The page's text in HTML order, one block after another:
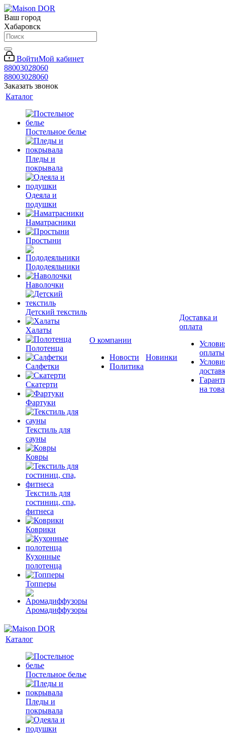
Ваш город
Хабаровск
ВойтиМой кабинет
88003028060
88003028060
Заказать звонок
Каталог
Постельное белье
Пледы и
покрывала
Одеяла и
подушки
Наматрасники
Простыни
Пододеяльники
Наволочки
Детский текстиль
Халаты
Полотенца
Салфетки
Скатерти
Фартуки
Текстиль для
сауны
Ковры
Текстиль для
гостиниц, спа,
фитнеса
Коврики
Кухонные
полотенца
Топперы
Аромадиффузоры
О компании
Новости
Политика
Новинки
Доставка и
оплата
оплаты
на
Каталог
Постельное белье
Пледы и
покрывала